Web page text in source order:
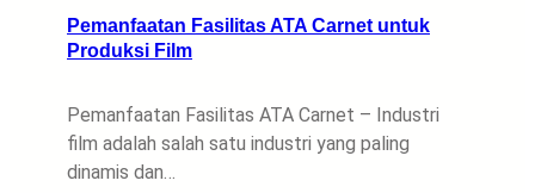
Pemanfaatan Fasilitas ATA Carnet untuk
Produksi Film
Pemanfaatan Fasilitas ATA Carnet – Industri
film adalah salah satu industri yang paling
dinamis dan…